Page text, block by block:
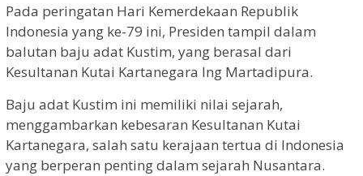
Pada peringatan Hari Kemerdekaan Republik
Indonesia yang ke-79 ini, Presiden tampil dalam
balutan baju adat Kustim, yang berasal dari
Kesultanan Kutai Kartanegara Ing Martadipura.
Baju adat Kustim ini memiliki nilai sejarah,
menggambarkan kebesaran Kesultanan Kutai
Kartanegara, salah satu kerajaan tertua di Indonesia
yang berperan penting dalam sejarah Nusantara.